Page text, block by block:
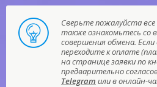
Сверьте пожалуйста
также ознакомьтесь со
совершения обмена.
переходите к оплате
на странице заявки по
предварительно
Telegram или в онлайн-